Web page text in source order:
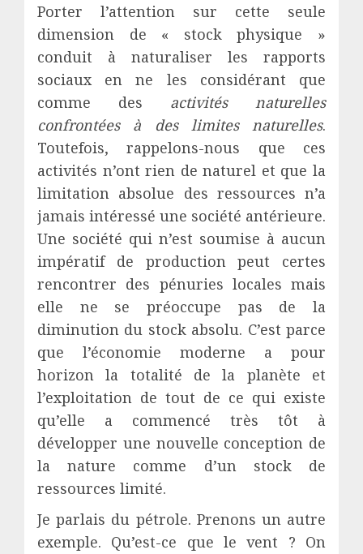
Porter l’attention sur cette seule
dimension de « stock physique »
conduit à naturaliser les rapports
sociaux en ne les considérant que
comme des activités naturelles
confrontées à des limites naturelles.
Toutefois, rappelons-nous que ces
activités n’ont rien de naturel et que la
limitation absolue des ressources n’a
jamais intéressé une société antérieure.
Une société qui n’est soumise à aucun
impératif de production peut certes
rencontrer des pénuries locales mais
elle ne se préoccupe pas de la
diminution du stock absolu. C’est parce
que l’économie moderne a pour
horizon la totalité de la planète et
l’exploitation de tout de ce qui existe
qu’elle a commencé très tôt à
développer une nouvelle conception de
la nature comme d’un stock de
ressources limité.
Je parlais du pétrole. Prenons un autre
exemple. Qu’est-ce que le vent ? On